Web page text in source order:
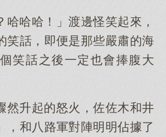
哈哈哈！」渡邊怪笑起來，
笑話，即便是那些嚴肅的海
笑話之後一定也會捧腹大
然升起的怒火，佐佐木和井
，和八路軍對陣明明佔據了